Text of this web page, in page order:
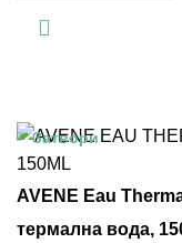
Затвори
AVENE Eau
термална вода,